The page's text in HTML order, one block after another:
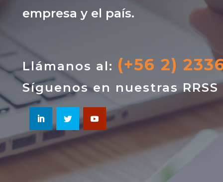
empresa y el país.
Llámanos al: (+56 2)
Síguenos en nuestras RRSS